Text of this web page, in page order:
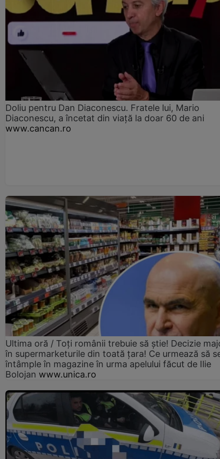
Doliu pentru Dan Diaconescu. Fratele lui, Mario
Diaconescu, a încetat din viață la doar 60 de ani
www.cancan.ro
Ultima oră / Toți românii trebuie să știe! Decizie
în supermarketurile din toată țara! Ce urmează să
întâmple în magazine în urma apelului făcut de Ilie
Bolojan www.unica.ro